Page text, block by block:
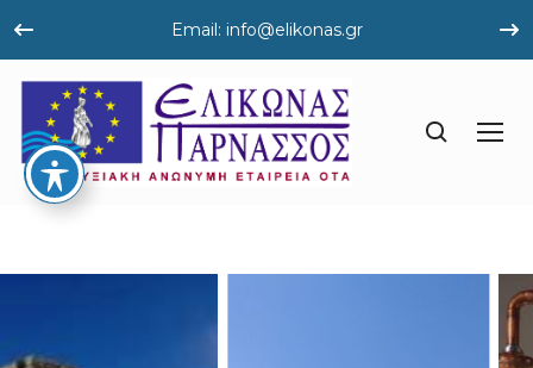
Email: info@elikonas.gr